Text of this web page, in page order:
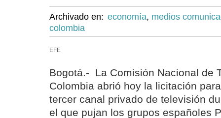
Archivado en: economía, medios
colombia
EFE
Bogotá.- La Comisión Nacional de
Colombia abrió hoy la licitación
tercer canal privado de televisión
el que pujan los grupos españoles